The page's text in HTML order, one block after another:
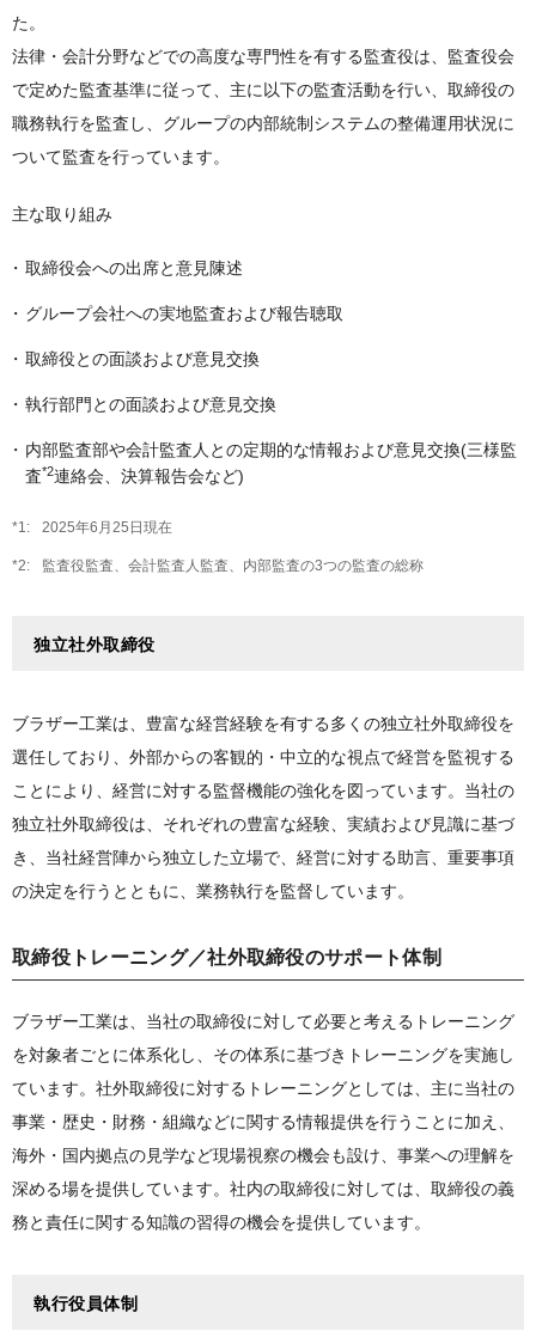
た。
法律・会計分野などでの高度な専門性を有する監査役は、監査役会
で定めた監査基準に従って、主に以下の監査活動を行い、取締役の
職務執行を監査し、グループの内部統制システムの整備運用状況に
ついて監査を行っています。
主な取り組み
取締役会への出席と意見陳述
グループ会社への実地監査および報告聴取
取締役との面談および意見交換
執行部門との面談および意見交換
内部監査部や会計監査人との定期的な情報および意見交換(三様監
査*2連絡会、決算報告会など)
2025年6月25日現在
監査役監査、会計監査人監査、内部監査の3つの監査の総称
独立社外取締役
ブラザー工業は、豊富な経営経験を有する多くの独立社外取締役を
選任しており、外部からの客観的・中立的な視点で経営を監視する
ことにより、経営に対する監督機能の強化を図っています。当社の
独立社外取締役は、それぞれの豊富な経験、実績および見識に基づ
き、当社経営陣から独立した立場で、経営に対する助言、重要事項
の決定を行うとともに、業務執行を監督しています。
取締役トレーニング／社外取締役のサポート体制
ブラザー工業は、当社の取締役に対して必要と考えるトレーニング
を対象者ごとに体系化し、その体系に基づきトレーニングを実施し
ています。社外取締役に対するトレーニングとしては、主に当社の
事業・歴史・財務・組織などに関する情報提供を行うことに加え、
海外・国内拠点の見学など現場視察の機会も設け、事業への理解を
深める場を提供しています。社内の取締役に対しては、取締役の義
務と責任に関する知識の習得の機会を提供しています。
執行役員体制